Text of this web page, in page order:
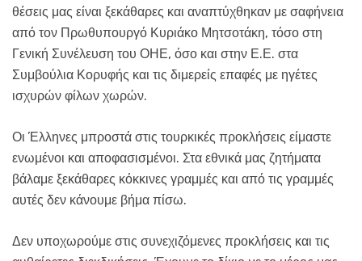
θέσεις μας είναι ξεκάθαρες και αναπτύχθηκαν με σαφήνεια
από τον Πρωθυπουργό Κυριάκο Μητσοτάκη, τόσο στη
Γενική Συνέλευση του ΟΗΕ, όσο και στην Ε.Ε. στα
Συμβούλια Κορυφής και τις διμερείς επαφές με ηγέτες
ισχυρών φίλων χωρών.
Οι Έλληνες μπροστά στις τουρκικές προκλήσεις είμαστε
ενωμένοι και αποφασισμένοι. Στα εθνικά μας ζητήματα
βάλαμε ξεκάθαρες κόκκινες γραμμές και από τις γραμμές
αυτές δεν κάνουμε βήμα πίσω.
Δεν υποχωρούμε στις συνεχιζόμενες προκλήσεις και τις